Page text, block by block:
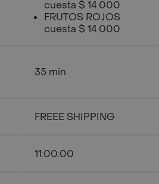
cuesta $ 14.000
FRUTOS ROJOS
cuesta $ 14.000
35 min
FREEE SHIPPING
11:00:00